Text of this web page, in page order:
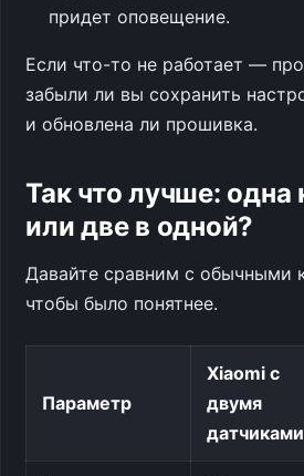
придет оповещение.
Если что-то не работает —
забыли ли вы сохранить
и обновлена ли прошивка.
Так что лучше: одна
или две в одной?
Давайте сравним с обычными
чтобы было понятнее.
Параметр
Xiaomi с
двумя
датчиками